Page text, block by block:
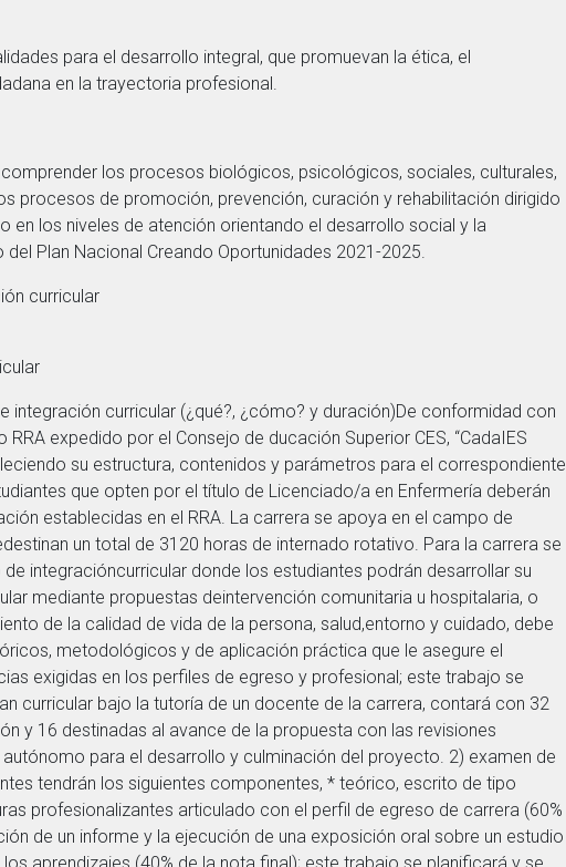
para el desarrollo integral, que promuevan la ética, el
en la trayectoria profesional.
los procesos biológicos, psicológicos, sociales, culturales,
procesos de promoción, prevención, curación y rehabilitación dirigido
en los niveles de atención orientando el desarrollo social y la
Plan Nacional Creando Oportunidades 2021-2025.
curricular
integración curricular (¿qué?, ¿cómo? y duración)De conformidad con
expedido por el Consejo de ducación Superior CES, “CadaIES
su estructura, contenidos y parámetros para el correspondiente
que opten por el título de Licenciado/a en Enfermería deberán
establecidas en el RRA. La carrera se apoya en el campo de
un total de 3120 horas de internado rotativo. Para la carrera se
integracióncurricular donde los estudiantes podrán desarrollar su
mediante propuestas deintervención comunitaria u hospitalaria, o
de la calidad de vida de la persona, salud,entorno y cuidado, debe
metodológicos y de aplicación práctica que le asegure el
exigidas en los perfiles de egreso y profesional; este trabajo se
curricular bajo la tutoría de un docente de la carrera, contará con 32
y 16 destinadas al avance de la propuesta con las revisiones
para el desarrollo y culminación del proyecto. 2) examen de
tendrán los siguientes componentes, * teórico, escrito de tipo
profesionalizantes articulado con el perfil de egreso de carrera (60%
de un informe y la ejecución de una exposición oral sobre un estudio